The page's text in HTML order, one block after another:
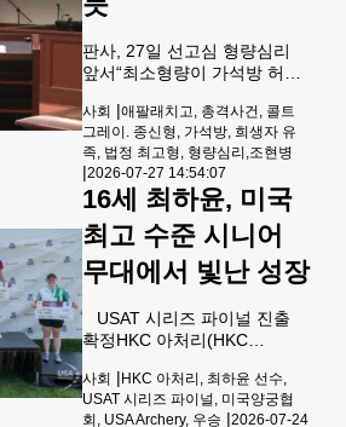
tvN 월화드라마 '최애의 사
원'에서 설레는 로맨스 연기로
상반된 매력을 보여준다.김혜
준은 28일 온라인으로 진행된
'최애의 사원' 제작발표회에서
"로맨틱 코미디에 도전하고 싶
었는데 이런 날이 올 줄 몰랐
다"며 "사랑스러운 매력을 최
대한 끌어모았다"고
판사, 27일 선고심 형량심리
앞서“최소형량이 가석방 허용
치고 총격 용의자 콜트 그레이
(16)에게 종신형이 선고될 것
으로 보인다.배로우 카운티 고
등법원 니콜라스 프림 판사는
이번 사건 선고공판 2일째인
27일 형량 심리에 앞서 “그레
이에 대한 최소 형량은 가석방
이 허용되는 종신형이며 최대
형량은 가석방 없는 종신형”이
라고 설명했다.이날 공판에서
는 변호인측 증인으로 심리학
자인 케빈 리처드 박사가 나와
그레이의 조현병 주장에 대한
견해를 밝혔다.리처드 박사는
“그레이는 자신의 주장과는 달
사회 |애팔래치고, 총격사건, 콜트
그레이. 종신형, 가석방, 희생자 유
족, 법정 최고형, 형량심리,조현병
|2026-07-27 14:54:07
16세 최하윤, 미국
최고 수준 시니어
무대에서 빛난 성장
USAT 시리즈 파이널 진출
확정HKC 아처리(HKC
등학교에 재학 중인 최하윤
(16) 선수가 2026년 미국양궁
사회 |HKC 아처리, 최하윤 선수,
USAT 시리즈 파이널, 미국양궁협
회, USA Archery, 우승 |2026-07-24